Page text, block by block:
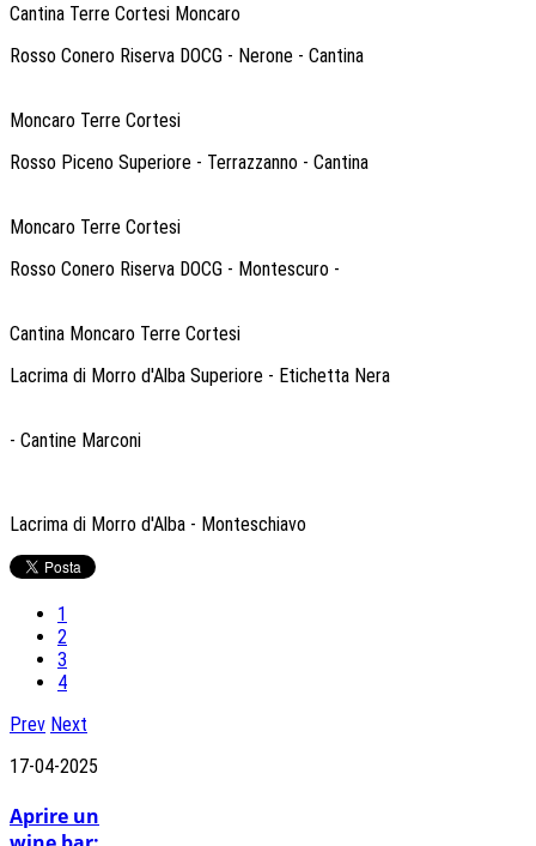
Cantina Terre Cortesi Moncaro
Rosso Conero Riserva DOCG - Nerone - Cantina
Moncaro Terre Cortesi
Rosso Piceno Superiore - Terrazzanno - Cantina
Moncaro Terre Cortesi
Rosso Conero Riserva DOCG - Montescuro -
Cantina Moncaro Terre Cortesi
Lacrima di Morro d'Alba Superiore - Etichetta Nera
- Cantine Marconi
Lacrima di Morro d'Alba - Monteschiavo
1
2
3
4
Prev Next
17-04-2025
Aprire un